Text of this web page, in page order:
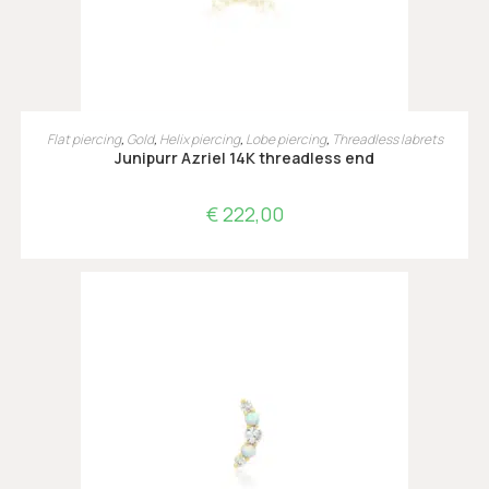
TOEVOEGEN AAN WINKELWAGEN
Flat piercing, Gold, Helix piercing, Lobe piercing, Threadless labrets
Junipurr Azriel 14K threadless end
€222,00